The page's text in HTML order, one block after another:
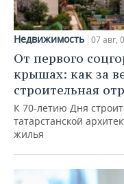
Недвижимость 07 авг,
От первого
крышах: как за
строительная
К 70-летию Дня
татарстанской
жилья